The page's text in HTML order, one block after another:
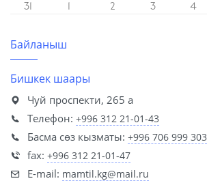
31
2 3 4
Байланыш
Бишкек шаары
Чуй проспекти, 265 а
Телефон: +996 312 21-01-43
Басма сөз кызматы: +996 706 999 303
fax: +996 312 21-01-47
E-mail: mamtil.kg@mail.ru